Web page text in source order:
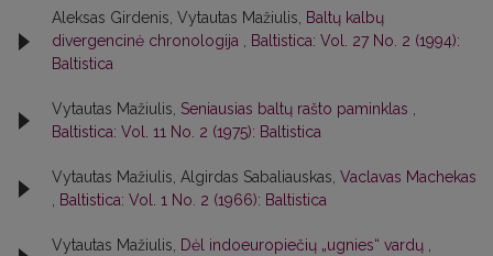
Aleksas Girdenis, Vytautas Mažiulis, Baltų kalbų
divergencinė chronologija , Baltistica: Vol. 27 No. 2 (1994):
Baltistica
Vytautas Mažiulis, Seniausias baltų rašto paminklas ,
Baltistica: Vol. 11 No. 2 (1975): Baltistica
Vytautas Mažiulis, Algirdas Sabaliauskas, Vaclavas Machekas
, Baltistica: Vol. 1 No. 2 (1966): Baltistica
Vytautas Mažiulis, Dėl indoeuropiečių „ugnies“ vardų ,